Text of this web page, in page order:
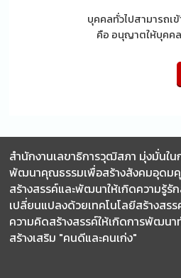
บุคคลทั่วไปสามารถ
คือ อนุญาตให้บุคค
สำนักงานเลขาธิการวุฒิสภา มุ่งมั่นใน
พัฒนาคุณธรรมเพื่อสร้างสังคมอุดม
สร้างสรรค์และพัฒนาให้เกิดความรู้รั
เปลี่ยนแปลงด้วยเทคโนโลยีสร้างสร
ความคิดสร้างสรรค์ให้เกิดการพัฒน
สร้างเสริม "คนดีและคนเก่ง"